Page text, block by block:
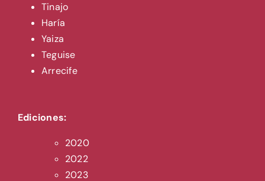
Tinajo
Haría
Yaiza
Teguise
Arrecife
Ediciones:
2020
2022
2023